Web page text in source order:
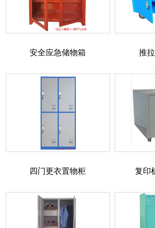
安全应急储物箱 推
四门更衣置物柜 复印